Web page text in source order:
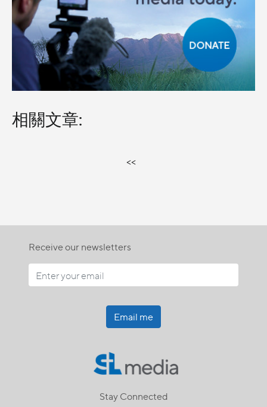
相關文章:
<<
Receive our newsletters
Email me
Stay Connected